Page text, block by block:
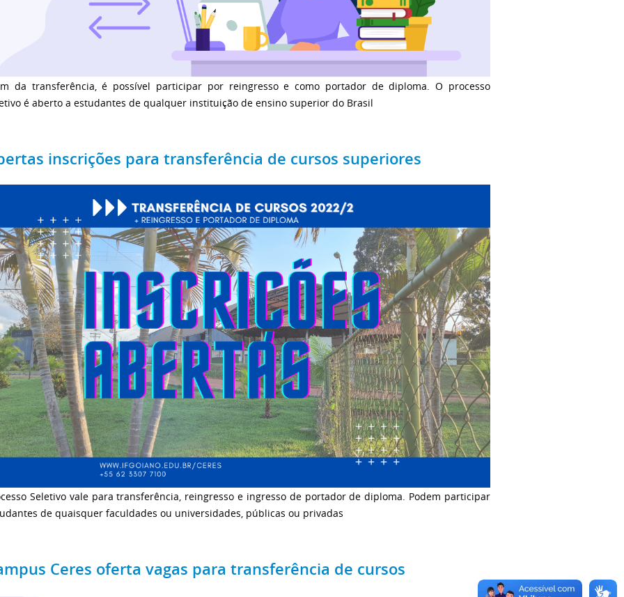
da transferência, é possível participar por reingresso e como portador de diploma. O processo
é aberto a estudantes de qualquer instituição de ensino superior do Brasil
inscrições para transferência de cursos superiores
Seletivo vale para transferência, reingresso e ingresso de portador de diploma. Podem participar
de quaisquer faculdades ou universidades, públicas ou privadas
Ceres oferta vagas para transferência de cursos